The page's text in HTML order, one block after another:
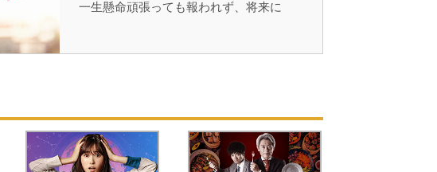
一生懸命頑張っても報われず、将来に
の関係は深まって、時に離れてを繰り
返していく。波長が合うというだけで
結婚しても良いのか――。出産して子